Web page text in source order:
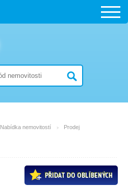
Nabídka nemovitostí Prodej
PŘIDAT DO OBLÍBENÝCH